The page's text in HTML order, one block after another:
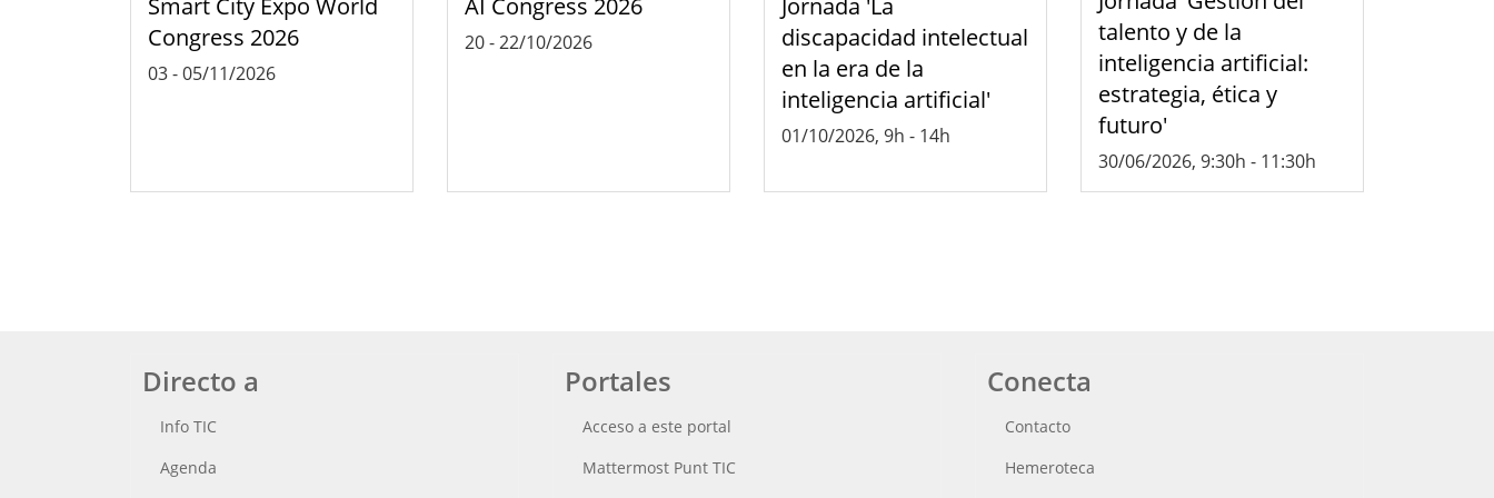
Smart City Expo World
Congress 2026
03-05/11/2026
AI Congress 2026
20-22/10/2026
Jornada 'La
discapacidad intelectual
en la era de la
inteligencia artificial'
01/10/2026, 9h - 14h
talento y de la
inteligencia artificial:
estrategia, ética y
futuro'
30/06/2026, 9:30h - 11:30h
Directo a
Info TIC
Agenda
Portales
Acceso a este portal
Mattermost Punt TIC
Conecta
Contacto
Hemeroteca